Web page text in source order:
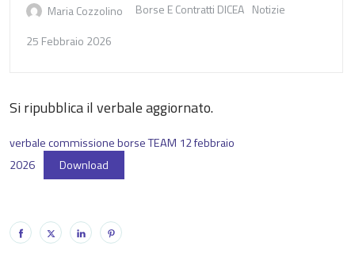
Maria Cozzolino Borse E Contratti DICEA Notizie
25 Febbraio 2026
Si ripubblica il verbale aggiornato.
verbale commissione borse TEAM 12 febbraio
2026
Download